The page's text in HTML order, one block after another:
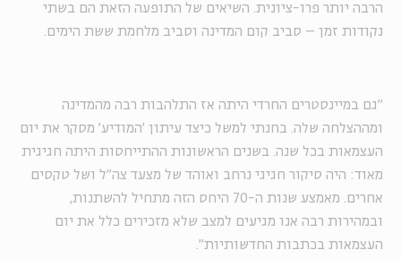
הרבה יותר פרו-ציונית. השיאים של התופעה הזאת הם בשתי
נקודות זמן – סביב קום המדינה וסביב מלחמת ששת הימים.
"גם במיינסטרים החרדי היתה אז התלהבות רבה מהמדינה
ומההצלחה שלה. בחנתי למשל כיצד עיתון 'המודיע' מסקר את יום
העצמאות בכל שנה. בשנים הראשונות ההתייחסות היתה חגיגית
מאוד: היה סיקור חגיגי נרחב ואוהד של מצעד צה"ל ושל טקסים
אחרים. מאמצע שנות ה-70 היחס הזה מתחיל להשתנות,
ובמהירות רבה אנו מגיעים למצב שלא מזכירים כלל את יום
העצמאות בכתבות החדשותיות".